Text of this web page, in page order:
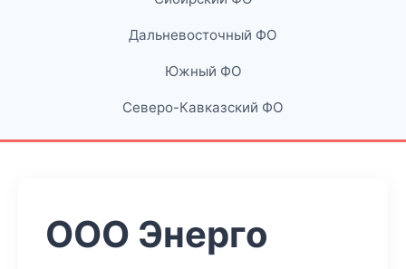
Дальневосточный ФО
Южный ФО
Северо-Кавказский ФО
ООО Энерго